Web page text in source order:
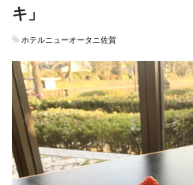
キ」
ホテルニューオータニ佐賀